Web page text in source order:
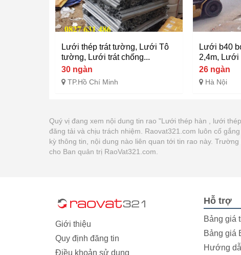
Lưới thép trát tường, Lưới Tô
tường, Lưới trát chống...
30 ngàn
TP.Hồ Chí Minh
Lưới b40
2,4m, Lưới
26 ngàn
Hà Nội
Quý vị đang xem nội dung tin rao "Lưới thép hàn , lưới
đăng tải và chịu trách nhiệm. Raovat321.com luôn cố
kỳ thông tin, nội dung nào liên quan tới tin rao này.
cho Ban quản trị RaoVat321.com.
Giới thiệu
Quy định đăng tin
Điều khoản sử dụng
Hỗ trợ
Bảng giá
Bảng giá
Hướng